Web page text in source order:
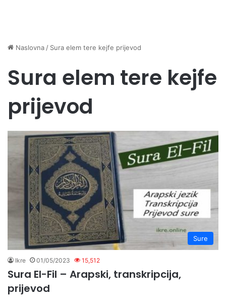
Naslovna / Sura elem tere kejfe prijevod
Sura elem tere kejfe
prijevod
Sure
Ikre 01/05/2023 15,512
Sura El-Fil – Arapski, transkripcija,
prijevod